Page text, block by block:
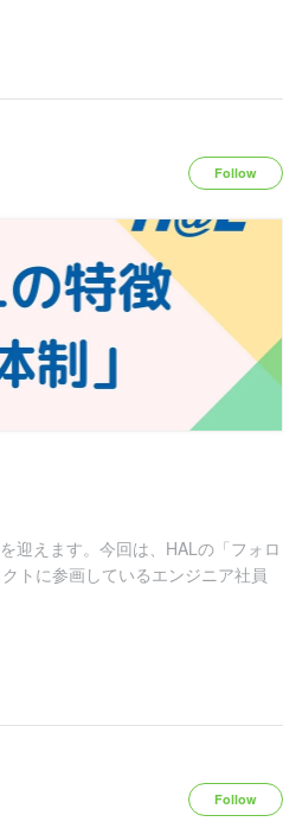
Follow
迎えます。今回は、HALの「フォロ
トに参画しているエンジニア社員
Follow